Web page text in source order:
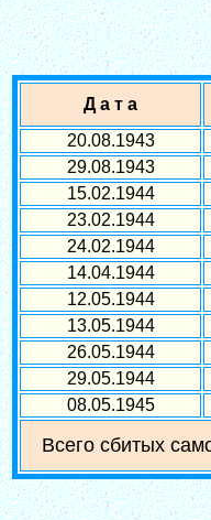
Д а т а
20.08.1943
29.08.1943
15.02.1944
23.02.1944
24.02.1944
14.04.1944
12.05.1944
13.05.1944
26.05.1944
29.05.1944
08.05.1945
Всего сбитых